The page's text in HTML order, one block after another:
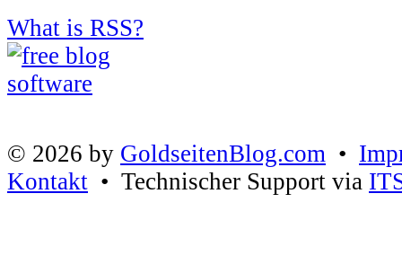
What is RSS?
© 2026 by GoldseitenBlog.com •
Kontakt • Technischer Support via